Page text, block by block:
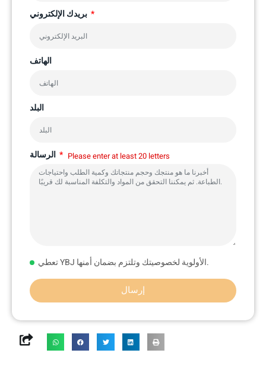
الهاتف
البلد
Please enter at least 20 letters
تعطي YBJ الأولوية لخصوصيتك وتلتزم بضمان أمنها.
إرسال